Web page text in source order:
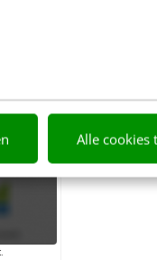
Alle cookies